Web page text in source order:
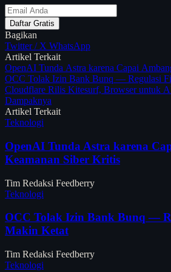
Daftar Gratis
Bagikan
Twitter / X WhatsApp
Artikel Terkait
OpenAI Tunda Astra karena Capai
OCC Tolak Izin Bank Bunq — Regulasi
Cloudflare Rilis Kitesurf, Browser untuk
Dampaknya
Artikel Terkait
Teknologi
OpenAI Tunda Astra karena
Keamanan Siber Kritis
Tim Redaksi Feedberry
Teknologi
OCC Tolak Izin Bank Bunq —
Makin Ketat
Tim Redaksi Feedberry
Teknologi